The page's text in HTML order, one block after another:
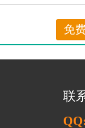
免
联